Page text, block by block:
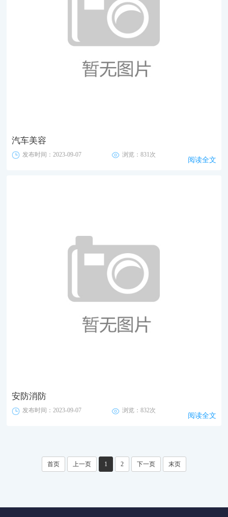
汽车美容
发布时间：2023-09-07 浏览：831次
阅读全文
安防消防
发布时间：2023-09-07 浏览：832次
阅读全文
首页 上一页 1 2 下一页 末页